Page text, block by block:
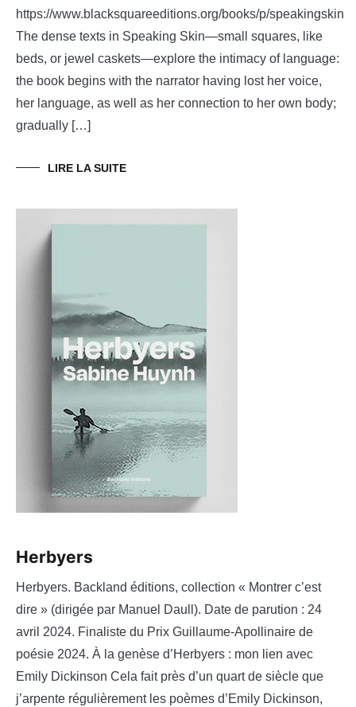
https://www.blacksquareeditions.org/books/p/speakingskin
The dense texts in Speaking Skin—small squares, like
beds, or jewel caskets—explore the intimacy of language:
the book begins with the narrator having lost her voice,
her language, as well as her connection to her own body;
gradually […]
LIRE LA SUITE
Herbyers
Herbyers. Backland éditions, collection « Montrer c’est
dire » (dirigée par Manuel Daull). Date de parution : 24
avril 2024. Finaliste du Prix Guillaume-Apollinaire de
poésie 2024. À la genèse d’Herbyers : mon lien avec
Emily Dickinson Cela fait près d’un quart de siècle que
j’arpente régulièrement les poèmes d’Emily Dickinson,